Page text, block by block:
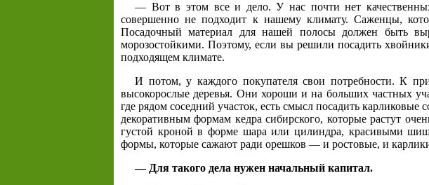
— Вот в этом все и дело. У нас почти нет
совершенно не подходит к нашему климату. Саженцы,
Посадочный материал для нашей полосы должен быть
морозостойкими. Поэтому, если вы решили посадить
подходящем климате.
И потом, у каждого покупателя свои потребности. К
высокорослые деревья. Они хороши и на больших частных
где рядом соседний участок, есть смысл посадить
декоративным формам кедра сибирского, которые растут
густой кроной в форме шара или цилиндра, красивыми
формы, которые сажают ради орешков — и ростовые, и
— Для такого дела нужен начальный капитал.